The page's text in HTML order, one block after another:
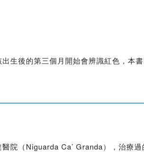
生後的第三個月開始會辨識紅色，本
院（Niguarda Ca’ Granda），治療